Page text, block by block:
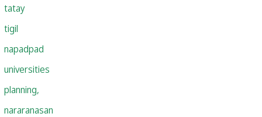
tatay
tigil
napadpad
universities
planning,
nararanasan